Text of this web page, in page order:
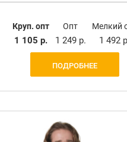
Круп. опт
1 105 р.
Опт
1 249 р.
Мелкий
1 492
ПОДРОБНЕЕ